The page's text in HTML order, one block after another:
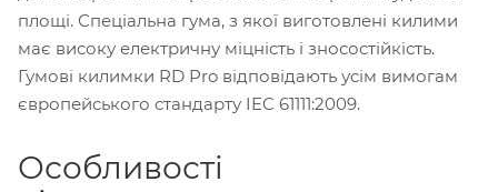
площі. Спеціальна гума, з якої виготовлені килими
має високу електричну міцність і зносостійкість.
Гумові килимки RD Pro відповідають усім вимогам
європейського стандарту IEC 61111:2009.
Особливості